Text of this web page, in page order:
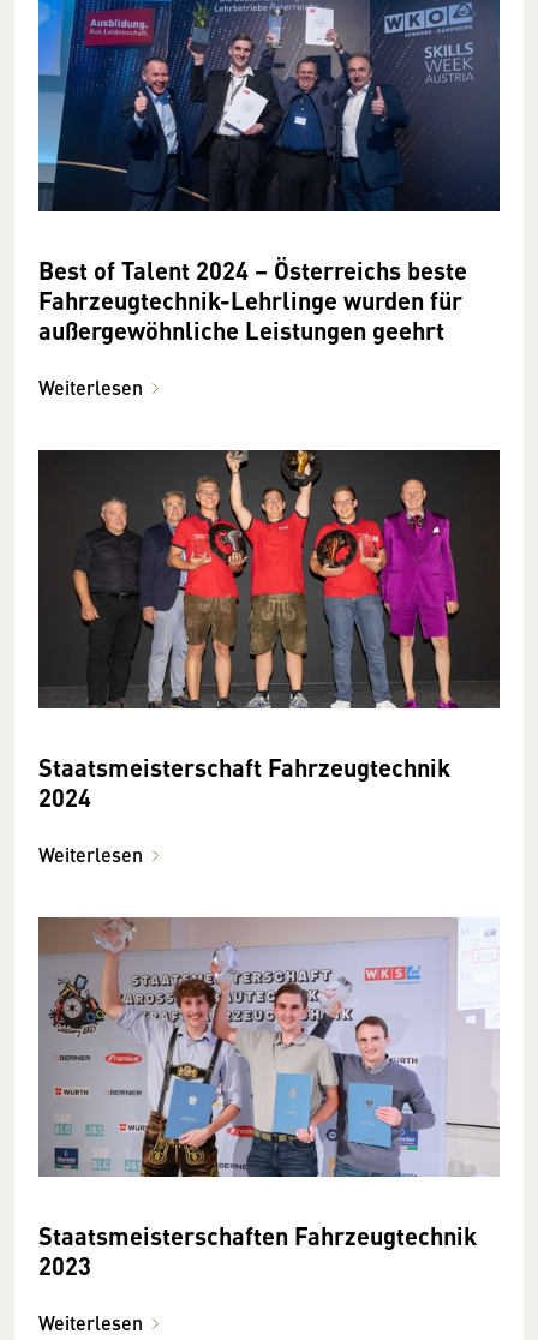
Best of Talent 2024 – Österreichs beste
Fahrzeugtechnik-Lehrlinge wurden für
außergewöhnliche Leistungen geehrt
Weiterlesen
Staatsmeisterschaft Fahrzeugtechnik
2024
Weiterlesen
Staatsmeisterschaften Fahrzeugtechnik
2023
Weiterlesen